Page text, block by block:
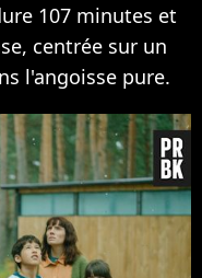
107 minutes et
centrée sur un
l'angoisse pure.